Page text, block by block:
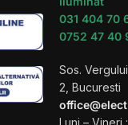
031 404 70
0752 47 40
Sos.
2, Bucuresti
Luni – Vineri